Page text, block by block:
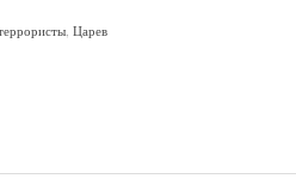
Царев